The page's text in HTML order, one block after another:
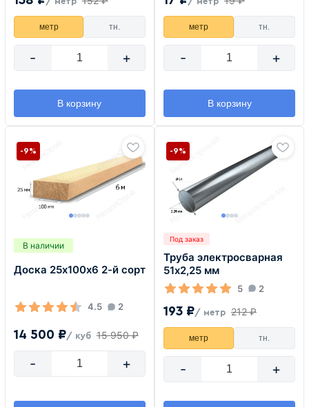
метр тн.
- +
В корзину
метр тн.
- +
В корзину
В наличии
Доска 25х100х6 2-й сорт
4.5 2
14 500 ₽/ куб 15 950 ₽
-9%
- +
Под заказ
Труба электросварная
51х2,25 мм
5 2
193 ₽/ метр 212 ₽
-9%
метр тн.
- +